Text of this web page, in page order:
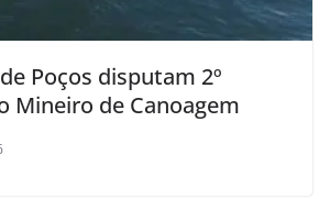
Poços disputam 2º
Mineiro de Canoagem